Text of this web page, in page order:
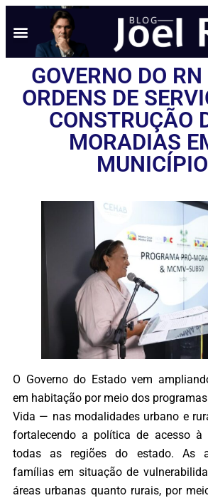
GOVERNO DO
ORDENS DE
CONSTRUÇÃO
MORADIAS
O Governo do Estado vem
em habitação por meio dos
Vida — nas modalidades urbano e
fortalecendo a política de acesso à
todas as regiões do estado. As
famílias em situação de
áreas urbanas quanto rurais, por